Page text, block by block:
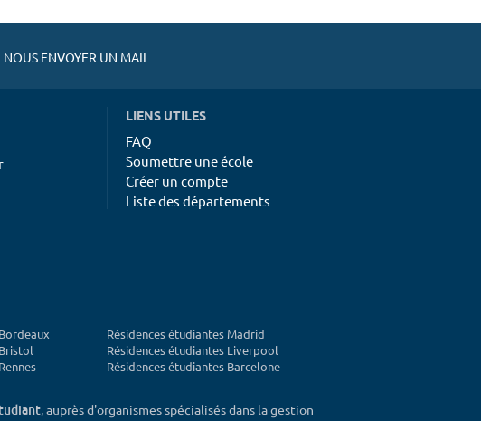
NOUS ENVOYER UN MAIL
LIENS UTILES
FAQ
Soumettre une école
Créer un compte
Liste des départements
Résidences étudiantes Madrid
Résidences étudiantes Liverpool
Résidences étudiantes Barcelone
, auprès d'organismes spécialisés dans la gestion